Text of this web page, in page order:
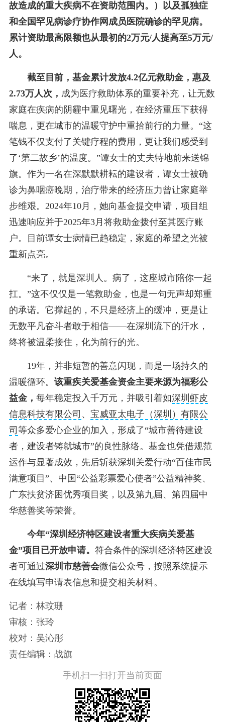
故造成的重大疾病不在资助范围内。）以及孤独症
和全国罕见病诊疗协作网成员医院确诊的罕见病。
累计资助最高限额也从最初的2万元/人提高至5万元/
人。
截至目前，基金累计发放4.2亿元救助金，惠及
2.73万人次， 成为医疗救助体系的重要补充，让无数
家庭在疾病的阴霾中重见曙光，在经济重压下获得
喘息，更在城市的温暖守护中重拾前行的力量。“这
笔钱不仅支付了关键疗程的费用，更让我们感受到
了‘第二故乡’的温度。”谭女士的丈夫特地前来送锦
旗。作为一名在深默默耕耘的建设者，谭女士被确
诊为鼻咽癌晚期，治疗带来的经济压力曾让家庭举
步维艰。2024年10月，她向基金提交申请，项目组
迅速响应并于2025年3月将救助金拨付至其医疗账
户。目前谭女士病情已趋稳定，家庭的希望之光被
重新点亮。
“来了，就是深圳人。病了，这座城市陪你一起
扛。”这不仅仅是一笔救助金，也是一句无声却郑重
的承诺。它撑起的，不只是经济上的缓冲，更是让
无数平凡奋斗者敢于相信——在深圳流下的汗水，
终将被温柔接住，化为前行的光。
19年，并非短暂的善意闪现，而是一场持久的
温暖循环。 该重疾关爱基金资金主要来源为福彩公
益金， 每年稳定投入千万元，并吸引着如深圳虾皮
信息科技有限公司 、 宝威亚太电子（深圳）有限公
司 等众多爱心企业的加入，形成了“城市善待建设
者，建设者铸就城市”的良性脉络。基金也凭借规范
运作与显著成效，先后斩获深圳关爱行动“百佳市民
满意项目”、中国“公益彩票爱心使者”公益精神奖、
广东扶贫济困优秀项目奖，以及第九届、第四届中
华慈善奖等荣誉。
今年“深圳经济特区建设者重大疾病关爱基
金”项目已开放申请。 符合条件的深圳经济特区建设
者可通过深圳市慈善会微信公众号，按照系统提示
在线填写申请表信息和提交相关材料。
记者：林玟珊
审核：张玲
校对：吴沁彤
责任编辑：战旗
手机扫一扫打开当前页面